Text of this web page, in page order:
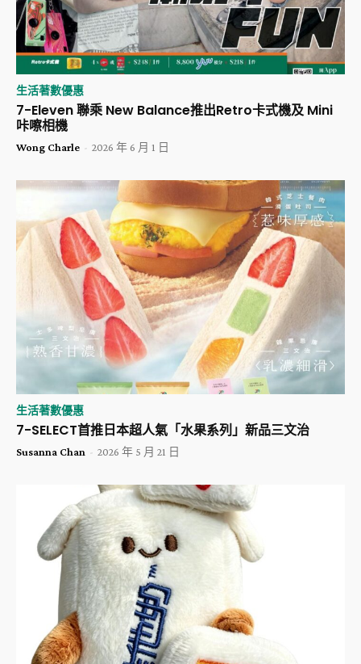
生活著數優惠
7-Eleven 聯乘 New Balance推出Retro卡式機及 Mini
咔嚓相機
Wong Charle - 2026 年 6 月 1 日
生活著數優惠
​7-SELECT首推日本超人氣「水果系列」新品三文治
Susanna Chan - 2026 年 5 月 21 日